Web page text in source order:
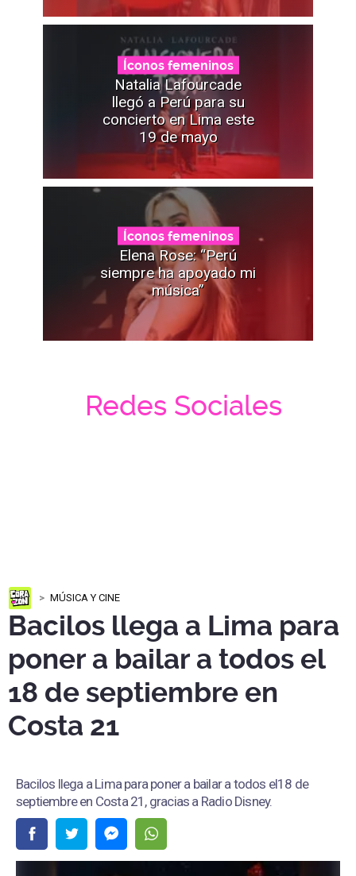
Íconos femeninos
Natalia Lafourcade
llegó a Perú para su
concierto en Lima este
19 de mayo
Íconos femeninos
Elena Rose: “Perú
siempre ha apoyado mi
música”
Redes Sociales
MÚSICA Y CINE
Bacilos llega a Lima para
poner a bailar a todos el
18 de septiembre en
Costa 21
Bacilos llega a Lima para poner a bailar a todos el18 de
septiembre en Costa 21, gracias a Radio Disney.